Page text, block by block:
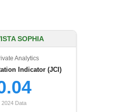
SOPHIA
Analytics
Indicator (JCI)
2024 Data